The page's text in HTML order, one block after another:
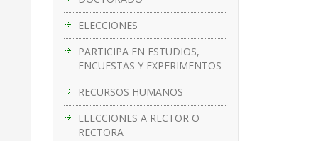
ELECCIONES
PARTICIPA EN ESTUDIOS,
ENCUESTAS Y EXPERIMENTOS
RECURSOS HUMANOS
ELECCIONES A RECTOR O
RECTORA